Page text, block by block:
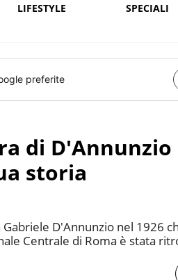
LIFESTYLE
SPECIALI
preferite
di
storia
D'Annunzio nel 1926
Centrale di Roma è stata